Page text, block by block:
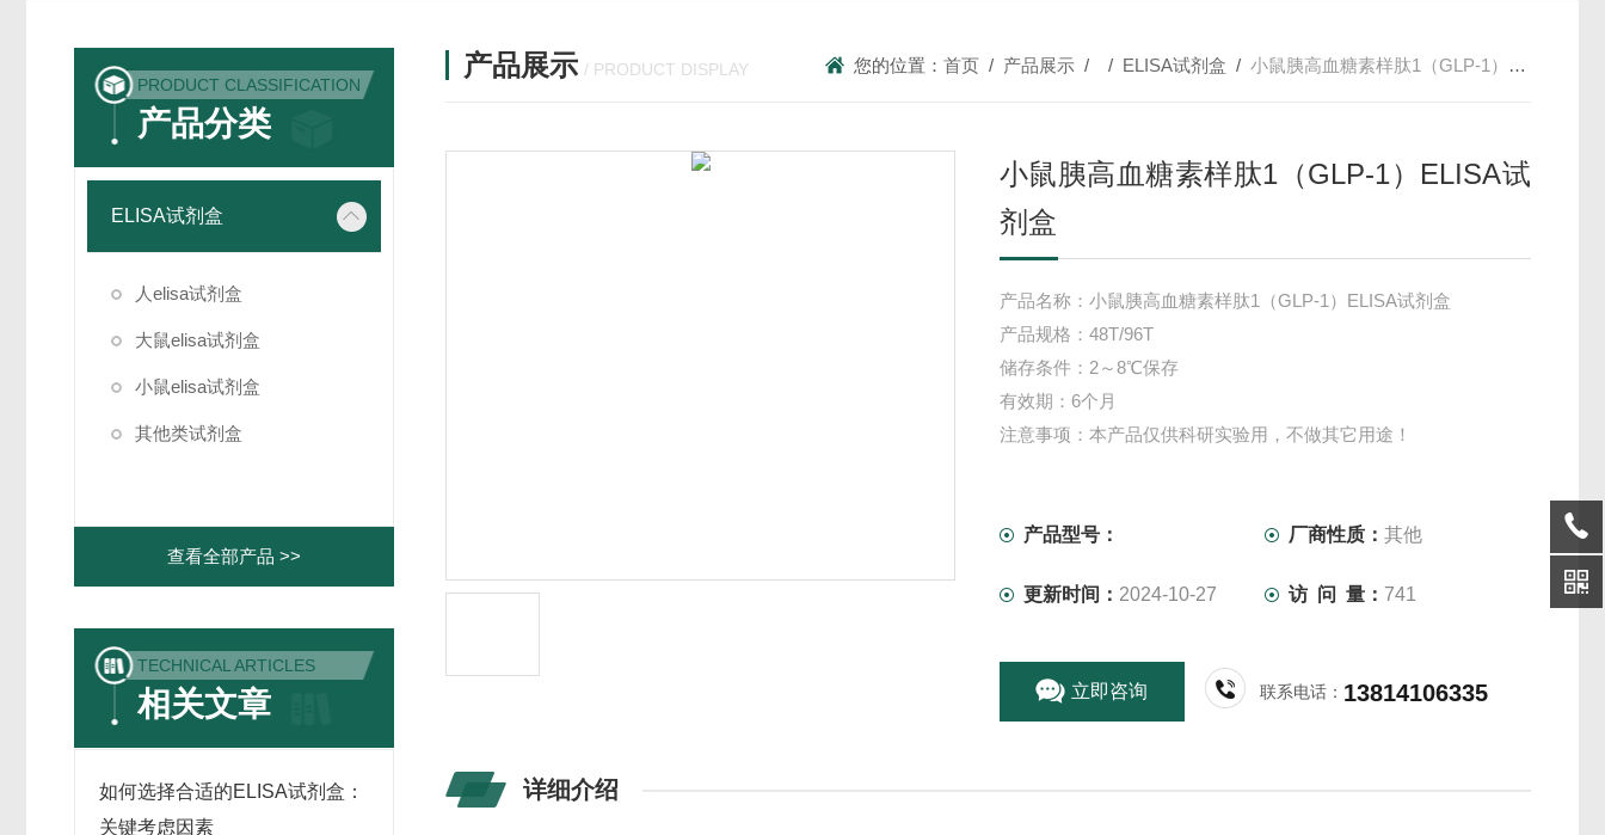
PRODUCT CLASSIFICATION
产品分类
ELISA试剂盒
人elisa试剂盒
大鼠elisa试剂盒
小鼠elisa试剂盒
其他类试剂盒
查看全部产品 >>
TECHNICAL ARTICLES
相关文章
如何选择合适的ELISA试剂盒：
关键考虑因素
产品展示 / PRODUCT DISPLAY 您的位置：首页 / 产品展示 / / ELISA试剂盒 /小鼠胰高血糖素样肽1（GLP-1）ELISA试剂盒
小鼠胰高血糖素样肽1（GLP-1）ELISA试
剂盒
产品名称：小鼠胰高血糖素样肽1（GLP-1）ELISA试剂盒
产品规格：48T/96T
储存条件：2～8℃保存
有效期：6个月
注意事项：本产品仅供科研实验用，不做其它用途！
产品型号： 厂商性质：其他
更新时间： 2024-10-27 访 问 量： 741
立即咨询 联系电话： 13814106335
详细介绍